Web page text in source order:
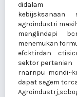
didalam
kebijsksanaan
agroindustri
menglindapi
menemukan
efcktirdan
sektor pertanian
rnarnpu
dapat segem